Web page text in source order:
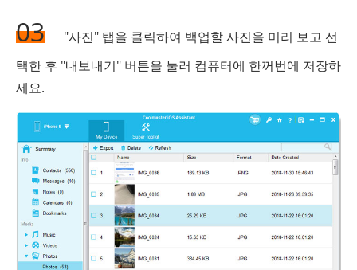
03
"사진" 탭을 클릭하여 백업할 사진을 미리 보고 선
택한 후 "내보내기" 버튼을 눌러 컴퓨터에 한꺼번에 저장하
세요.